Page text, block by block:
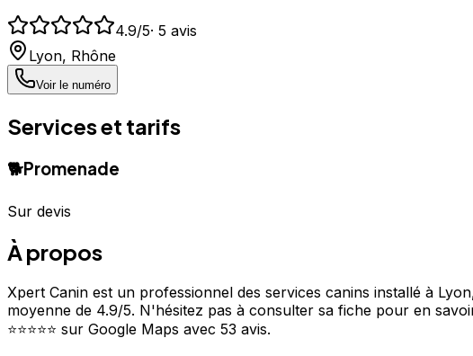
4.9/5· 5 avis
Lyon, Rhône
Voir le numéro
Services et tarifs
🐕Promenade
Sur devis
À propos
Xpert Canin est un professionnel des services canins installé à
moyenne de 4.9/5. N'hésitez pas à consulter sa fiche pour en
⭐⭐⭐⭐⭐ sur Google Maps avec 53 avis.